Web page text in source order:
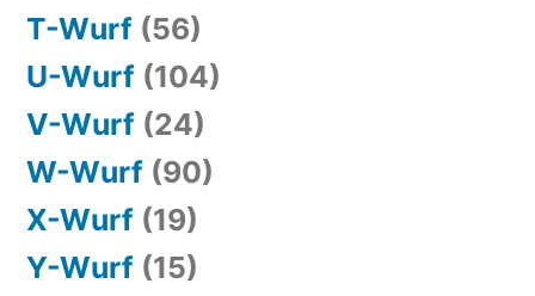
T-Wurf (56)
U-Wurf (104)
V-Wurf (24)
W-Wurf (90)
X-Wurf (19)
Y-Wurf (15)